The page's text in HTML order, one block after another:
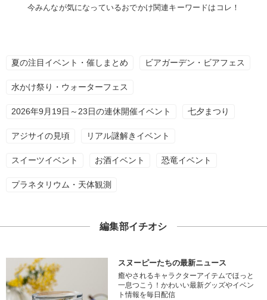
今みんなが気になっているおでかけ関連キーワードはコレ！
夏の注目イベント・催しまとめ ビアガーデン・ビアフェス
水かけ祭り・ウォーターフェス
2026年9月19日～23日の連休開催イベント 七夕まつり
アジサイの見頃 リアル謎解きイベント
スイーツイベント お酒イベント 恐竜イベント
プラネタリウム・天体観測
編集部イチオシ
スヌーピーたちの最新ニュース
癒やされるキャラクターアイテムでほっと
一息つこう！かわいい最新グッズやイベン
ト情報を毎日配信